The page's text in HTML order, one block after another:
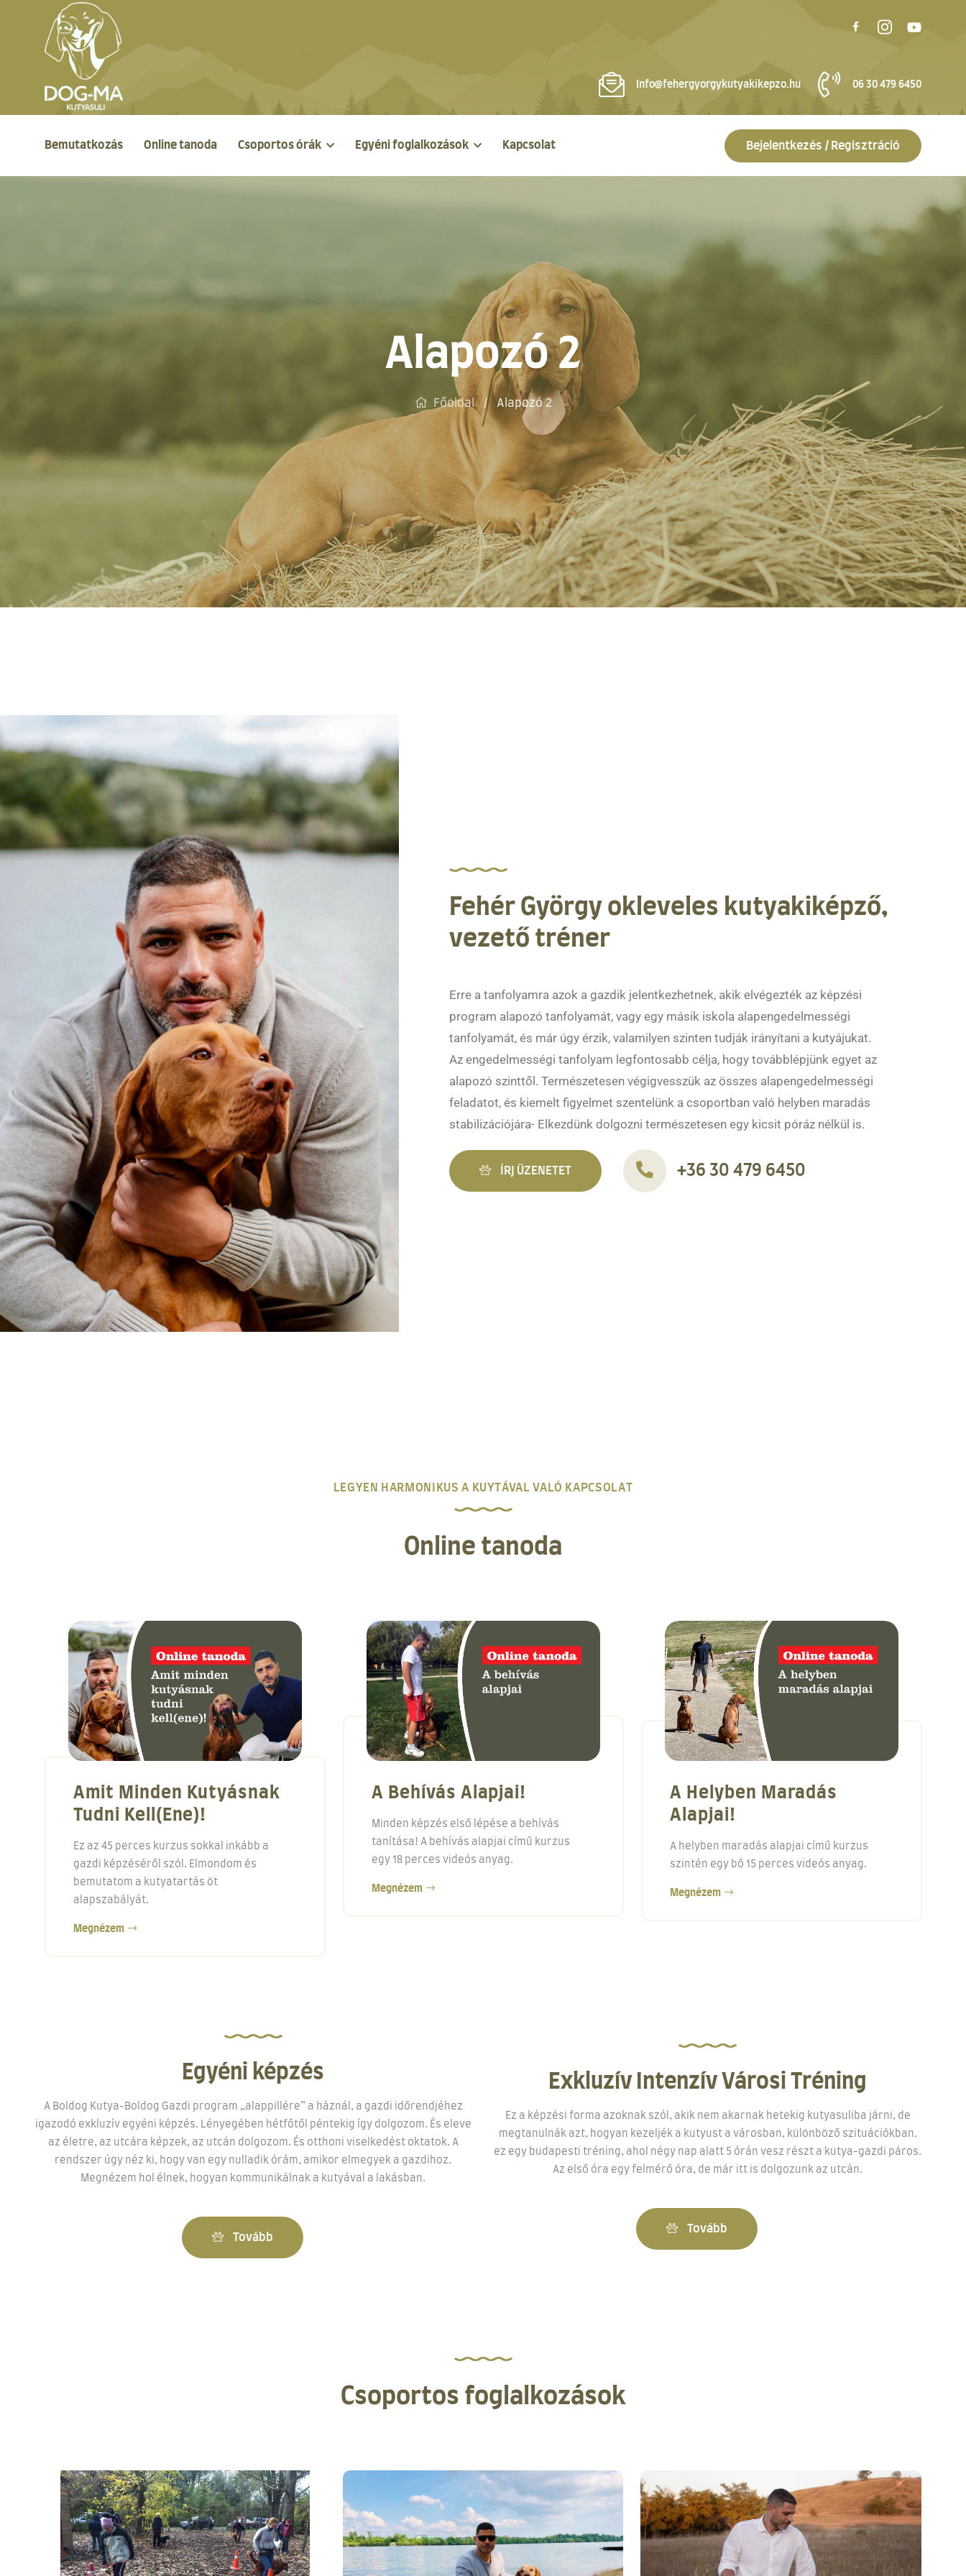
Info@fehergyorgykutyakikepzo.hu 06 30 479 6450
Bemutatkozás Online tanoda Csoportos órák Egyéni foglalkozások Kapcsolat Bejelentkezés / Regisztráció
Alapozó 2
Főoldal Alapozó 2
Fehér György okleveles kutyakiképző,
vezető tréner
Erre a tanfolyamra azok a gazdik jelentkezhetnek, akik elvégezték az képzési
program alapozó tanfolyamát, vagy egy másik iskola alapengedelmességi
tanfolyamát, és már úgy érzik, valamilyen szinten tudják irányítani a kutyájukat.
Az engedelmességi tanfolyam legfontosabb célja, hogy továbblépjünk egyet az
alapozó szinttől. Természetesen végigvesszük az összes alapengedelmességi
feladatot, és kiemelt figyelmet szentelünk a csoportban való helyben maradás
stabilizációjára- Elkezdünk dolgozni természetesen egy kicsit póráz nélkül is.
ÍRJ ÜZENETET +36 30 479 6450
LEGYEN HARMONIKUS A KUYTÁVAL VALÓ KAPCSOLAT
Online tanoda
Amit Minden Kutyásnak
Tudni Kell(ene)!
Ez az 45 perces kurzus sokkal inkább a
gazdi képzéséről szól. Elmondom és
bemutatom a kutyatartás öt
alapszabályát.
Megnézem
A Behívás Alapjai!
Minden képzés első lépése a behívás
tanítása! A behívás alapjai című kurzus
egy 18 perces videós anyag.
Megnézem
A Helyben Maradás
Alapjai!
A helyben maradás alapjai című kurzus
szintén egy bő 15 perces videós anyag.
Megnézem
Egyéni képzés
A Boldog Kutya-Boldog Gazdi program „alappillére” a háznál, a gazdi időrendjéhez
igazodó exkluzív egyéni képzés. Lényegében hétfőtől péntekig így dolgozom. És eleve
az életre, az utcára képzek, az utcán dolgozom. És otthoni viselkedést oktatok. A
rendszer úgy néz ki, hogy van egy nulladik órám, amikor elmegyek a gazdihoz.
Megnézem hol élnek, hogyan kommunikálnak a kutyával a lakásban.
Tovább
Exkluzív Intenzív Városi Tréning
Ez a képzési forma azoknak szól, akik nem akarnak hetekig kutyasuliba járni, de
megtanulnák azt, hogyan kezeljék a kutyust a városban, különböző szituációkban.
ez egy budapesti tréning, ahol négy nap alatt 5 órán vesz részt a kutya-gazdi páros.
Az első óra egy felmérő óra, de már itt is dolgozunk az utcán.
Tovább
Csoportos foglalkozások